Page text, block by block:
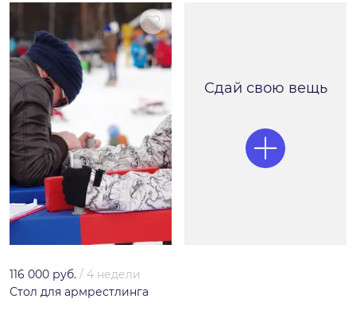
116 000 руб. / 4 недели
Стол для армрестлинга
Сдай свою вещь